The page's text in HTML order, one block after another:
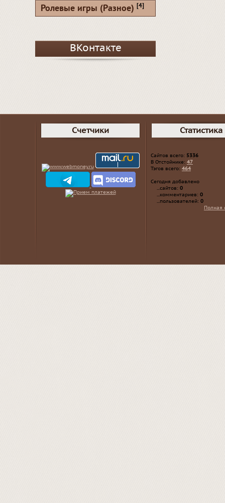
Ролевые игры (Разное) [4]
ВКонтакте
Счетчики Статистика
Сайтов всего: 5336
В Отстойнике: 47
Тэгов всего: 464
Сегодня добавлено
...сайтов: 0
...комментариев: 0
...пользователей: 0
Полная